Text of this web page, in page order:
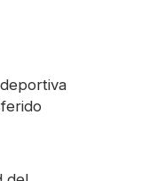
Cinta
Tela